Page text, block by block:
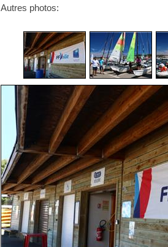
Autres photos: